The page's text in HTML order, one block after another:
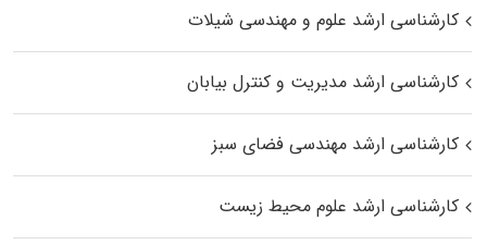
کارشناسی ارشد علوم و مهندسی شیلات
کارشناسی ارشد مدیریت و کنترل بیابان
کارشناسی ارشد مهندسی فضای سبز
کارشناسی ارشد علوم محیط‌ زیست